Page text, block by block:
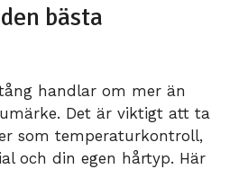
bästa
handlar om mer än
Det är viktigt att ta
som temperaturkontroll,
och din egen hårtyp. Här